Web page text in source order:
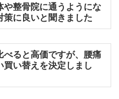
や整骨院に通うようにな
策に良いと聞きました
べると高価ですが、腰痛
買い替えを決定しまし